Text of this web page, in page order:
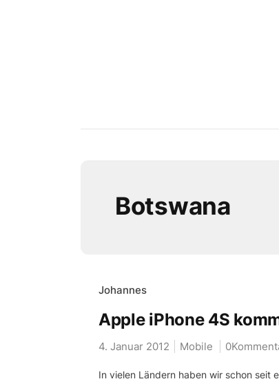
Botswana
Johannes
Apple iPhone 4S
4. Januar 2012 Mobile
In vielen Ländern haben wir schon seit